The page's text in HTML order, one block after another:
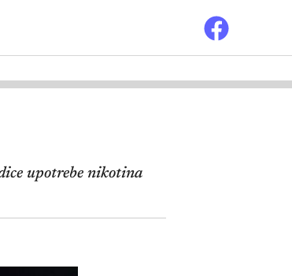
upotrebe nikotina